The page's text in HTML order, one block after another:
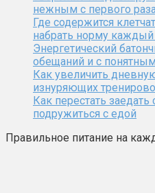
нежным с первого
Где содержится
набрать норму
Энергетический
обещаний и с
Как увеличить
изнуряющих
Как перестать заедать
подружиться с едой
Правильное питание на